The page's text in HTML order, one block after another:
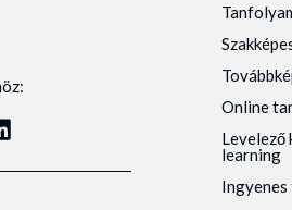
Online
Levelező
learning
Ingyenes